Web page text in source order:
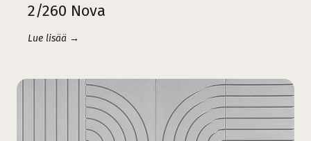
2/260 Nova
Lue lisää →